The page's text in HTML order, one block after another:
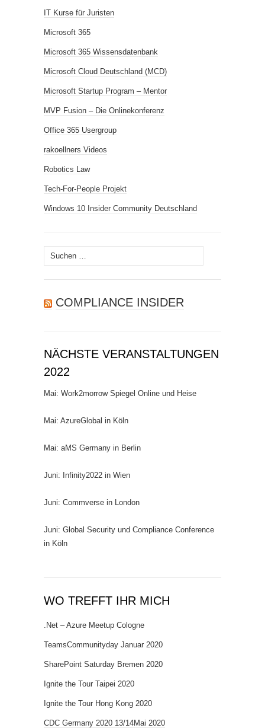
IT Kurse für Juristen
Microsoft 365
Microsoft 365 Wissensdatenbank
Microsoft Cloud Deutschland (MCD)
Microsoft Startup Program – Mentor
MVP Fusion – Die Onlinekonferenz
Office 365 Usergroup
rakoellners Videos
Robotics Law
Tech-For-People Projekt
Windows 10 Insider Community Deutschland
Suchen
nach:
COMPLIANCE INSIDER
NÄCHSTE VERANSTALTUNGEN
2022
Mai: Work2morrow Spiegel Online und Heise
Mai: AzureGlobal in Köln
Mai: aMS Germany in Berlin
Juni: Infinity2022 in Wien
Juni: Commverse in London
Juni: Global Security und Compliance Conference
in Köln
WO TREFFT IHR MICH
.Net – Azure Meetup Cologne
TeamsCommunityday Januar 2020
SharePoint Saturday Bremen 2020
Ignite the Tour Taipei 2020
Ignite the Tour Hong Kong 2020
CDC Germany 2020 13/14Mai 2020